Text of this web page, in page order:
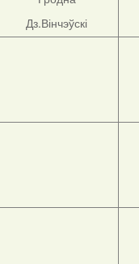
Дз.Вінчэўскі